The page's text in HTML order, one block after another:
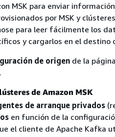
MSK para enviar
por MSK y
para leer fácilmente los
y cargarlos en el destino
de origen de la
de Amazon MSK
de arranque privados
en función de la
el cliente de Apache Kafka